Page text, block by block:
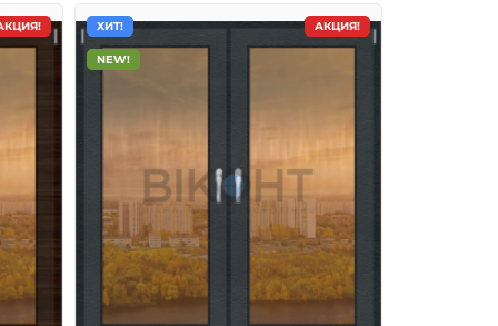
АКЦИЯ!
ХИТ!
NEW!